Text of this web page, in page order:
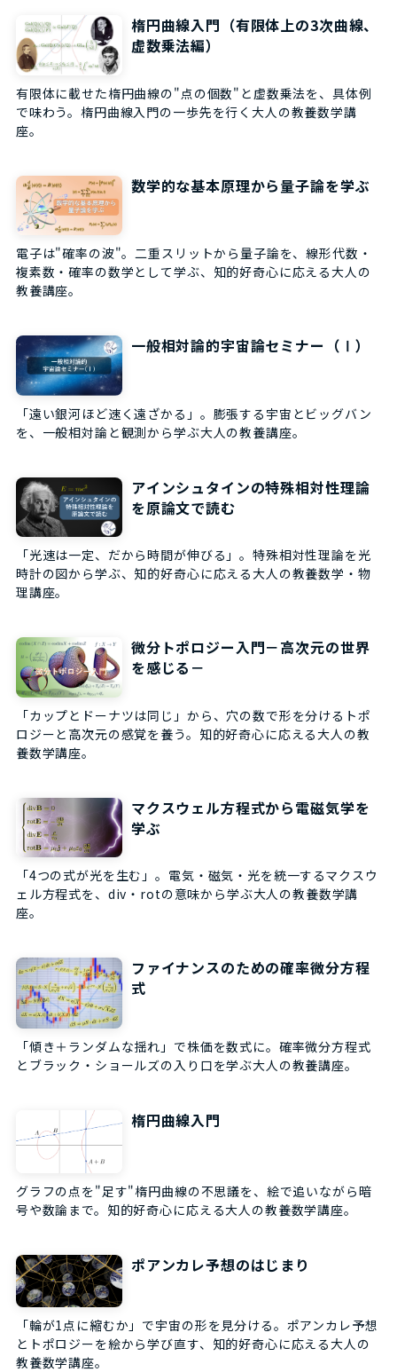
楕円曲線入門（有限体上の3次曲線、
虚数乗法編）
有限体に載せた楕円曲線の"点の個数"と虚数乗法を、具体例
で味わう。楕円曲線入門の一歩先を行く大人の教養数学講
座。
数学的な基本原理から量子論を学ぶ
電子は"確率の波"。二重スリットから量子論を、線形代数・
複素数・確率の数学として学ぶ、知的好奇心に応える大人の
教養講座。
一般相対論的宇宙論セミナー（Ⅰ）
「遠い銀河ほど速く遠ざかる」。膨張する宇宙とビッグバン
を、一般相対論と観測から学ぶ大人の教養講座。
アインシュタインの特殊相対性理論
を原論文で読む
「光速は一定、だから時間が伸びる」。特殊相対性理論を光
時計の図から学ぶ、知的好奇心に応える大人の教養数学・物
理講座。
微分トポロジー入門－高次元の世界
を感じる－
「カップとドーナツは同じ」から、穴の数で形を分けるトポ
ロジーと高次元の感覚を養う。知的好奇心に応える大人の教
養数学講座。
マクスウェル方程式から電磁気学を
学ぶ
「4つの式が光を生む」。電気・磁気・光を統一するマクスウ
ェル方程式を、div・rotの意味から学ぶ大人の教養数学講
座。
ファイナンスのための確率微分方程
式
「傾き＋ランダムな揺れ」で株価を数式に。確率微分方程式
とブラック・ショールズの入り口を学ぶ大人の教養講座。
楕円曲線入門
グラフの点を"足す"楕円曲線の不思議を、絵で追いながら暗
号や数論まで。知的好奇心に応える大人の教養数学講座。
ポアンカレ予想のはじまり
「輪が1点に縮むか」で宇宙の形を見分ける。ポアンカレ予想
とトポロジーを絵から学び直す、知的好奇心に応える大人の
教養数学講座。